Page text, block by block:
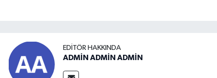
EDITÖR HAKKINDA
ADMİN ADMİN ADMİN